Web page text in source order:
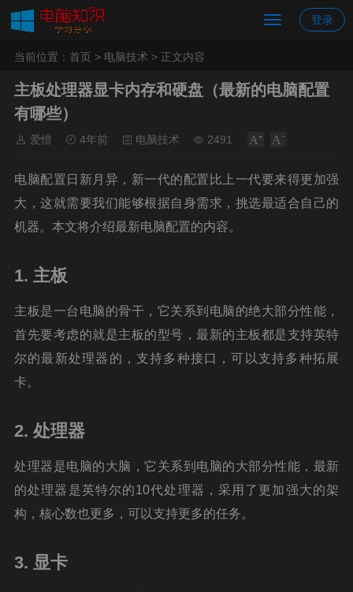
登录
当前位置： 首页 > 电脑技术 > 正文内容
主板处理器显卡内存和硬盘（最新的电脑配置
有哪些）
爱惜 4年前 电脑技术 2491
电脑配置日新月异，新一代的配置比上一代要来得更加强
大，这就需要我们能够根据自身需求，挑选最适合自己的
机器。本文将介绍最新电脑配置的内容。
1. 主板
主板是一台电脑的骨干，它关系到电脑的绝大部分性能，
首先要考虑的就是主板的型号，最新的主板都是支持英特
尔的最新处理器的，支持多种接口，可以支持多种拓展
卡。
2. 处理器
处理器是电脑的大脑，它关系到电脑的大部分性能，最新
的处理器是英特尔的10代处理器，采用了更加强大的架
构，核心数也更多，可以支持更多的任务。
3. 显卡